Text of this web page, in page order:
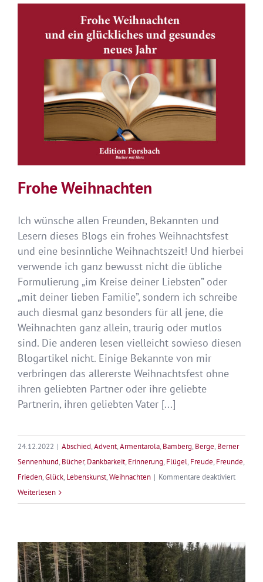
Frohe Weihnachten
Ich wünsche allen Freunden, Bekannten und
Lesern dieses Blogs ein frohes Weihnachtsfest
und eine besinnliche Weihnachtszeit! Und hierbei
verwende ich ganz bewusst nicht die übliche
Formulierung „im Kreise deiner Liebsten” oder
„mit deiner lieben Familie”, sondern ich schreibe
auch diesmal ganz besonders für all jene, die
Weihnachten ganz allein, traurig oder mutlos
sind. Die anderen lesen vielleicht sowieso diesen
Blogartikel nicht. Einige Bekannte von mir
verbringen das allererste Weihnachtsfest ohne
ihren geliebten Partner oder ihre geliebte
Partnerin, ihren geliebten Vater [...]
24.12.2022 | Abschied,Advent,Armentarola, Bamberg, Berge, Berner
Sennenhund, Bücher, Dankbarkeit, Erinnerung, Flügel, Freude, Freunde,
Frieden,Glück, Lebenskunst,Weihnachten | Kommentare deaktiviertfür
Weiterlesen